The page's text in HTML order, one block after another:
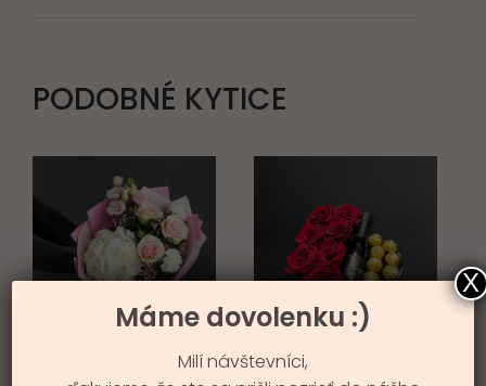
PODOBNÉ KYTICE
ROZMANITOSTI
KVETINOVÝ BOX
LUXUS
Máme dovolenku :)
Milí návštevníci,
X